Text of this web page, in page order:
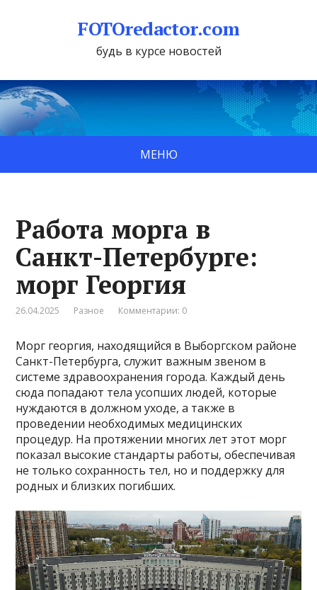
FOTOredactor.com
будь в курсе новостей
МЕНЮ
Работа морга в
Санкт-Петербурге:
морг Георгия
26.04.2025 Разное Комментарии: 0
Морг георгия, находящийся в Выборгском районе
Санкт-Петербурга, служит важным звеном в
системе здравоохранения города. Каждый день
сюда попадают тела усопших людей, которые
нуждаются в должном уходе, а также в
проведении необходимых медицинских
процедур. На протяжении многих лет этот морг
показал высокие стандарты работы, обеспечивая
не только сохранность тел, но и поддержку для
родных и близких погибших.